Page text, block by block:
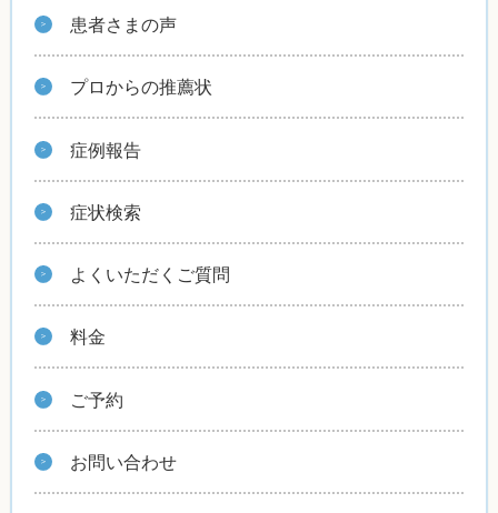
患者さまの声
プロからの推薦状
症例報告
症状検索
よくいただくご質問
料金
ご予約
お問い合わせ